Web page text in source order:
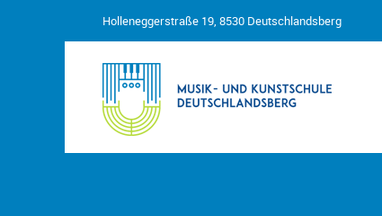
Holleneggerstraße 19, 8530 Deutschlandsberg